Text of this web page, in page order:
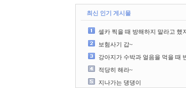
최신 인기 게시물
셀카 찍을 때 방해하지 말라고 했
보험사기 갑~
강아지가 수박과 얼음을 먹을 때
적당히 해라~
지나가는 댕댕이